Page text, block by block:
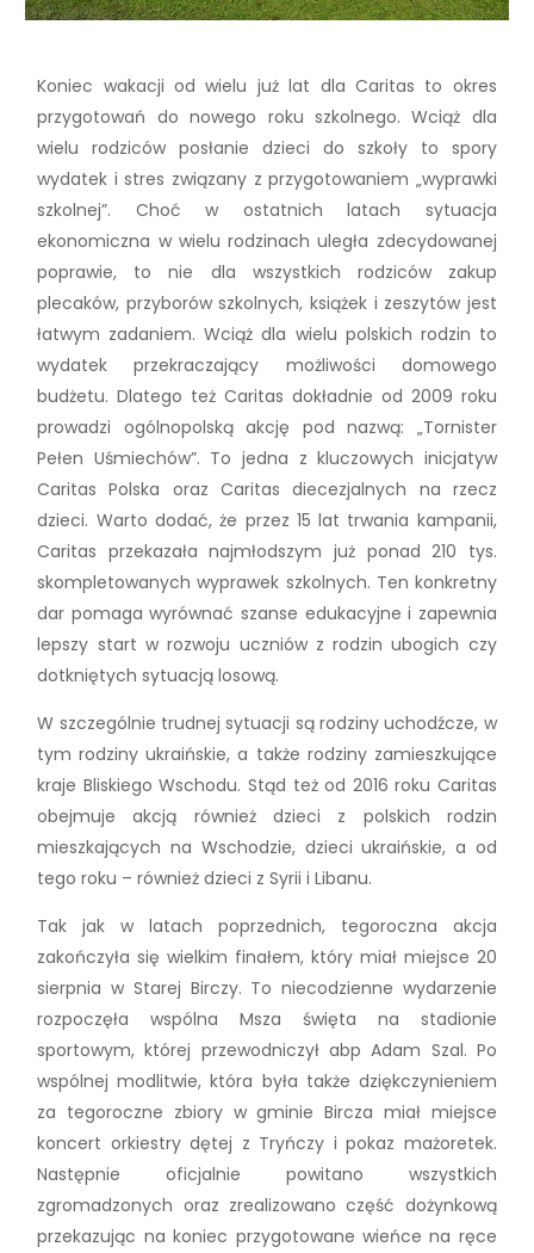
Koniec wakacji od wielu już lat dla Caritas to okres
przygotowań do nowego roku szkolnego. Wciąż dla
wielu rodziców posłanie dzieci do szkoły to spory
wydatek i stres związany z przygotowaniem „wyprawki
szkolnej”. Choć w ostatnich latach sytuacja
ekonomiczna w wielu rodzinach uległa zdecydowanej
poprawie, to nie dla wszystkich rodziców zakup
plecaków, przyborów szkolnych, książek i zeszytów jest
łatwym zadaniem. Wciąż dla wielu polskich rodzin to
wydatek przekraczający możliwości domowego
budżetu. Dlatego też Caritas dokładnie od 2009 roku
prowadzi ogólnopolską akcję pod nazwą: „Tornister
Pełen Uśmiechów”. To jedna z kluczowych inicjatyw
Caritas Polska oraz Caritas diecezjalnych na rzecz
dzieci. Warto dodać, że przez 15 lat trwania kampanii,
Caritas przekazała najmłodszym już ponad 210 tys.
skompletowanych wyprawek szkolnych. Ten konkretny
dar pomaga wyrównać szanse edukacyjne i zapewnia
lepszy start w rozwoju uczniów z rodzin ubogich czy
dotkniętych sytuacją losową.
W szczególnie trudnej sytuacji są rodziny uchodźcze, w
tym rodziny ukraińskie, a także rodziny zamieszkujące
kraje Bliskiego Wschodu. Stąd też od 2016 roku Caritas
obejmuje akcją również dzieci z polskich rodzin
mieszkających na Wschodzie, dzieci ukraińskie, a od
tego roku – również dzieci z Syrii i Libanu.
Tak jak w latach poprzednich, tegoroczna akcja
zakończyła się wielkim finałem, który miał miejsce 20
sierpnia w Starej Birczy. To niecodzienne wydarzenie
rozpoczęła wspólna Msza święta na stadionie
sportowym, której przewodniczył abp Adam Szal. Po
wspólnej modlitwie, która była także dziękczynieniem
za tegoroczne zbiory w gminie Bircza miał miejsce
koncert orkiestry dętej z Tryńczy i pokaz mażoretek.
Następnie oficjalnie powitano wszystkich
zgromadzonych oraz zrealizowano część dożynkową
przekazując na koniec przygotowane wieńce na ręce